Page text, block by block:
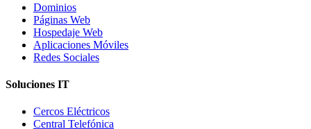
Dominios
Páginas Web
Hospedaje Web
Aplicaciones Móviles
Redes Sociales
Soluciones IT
Cercos Eléctricos
Central Telefónica